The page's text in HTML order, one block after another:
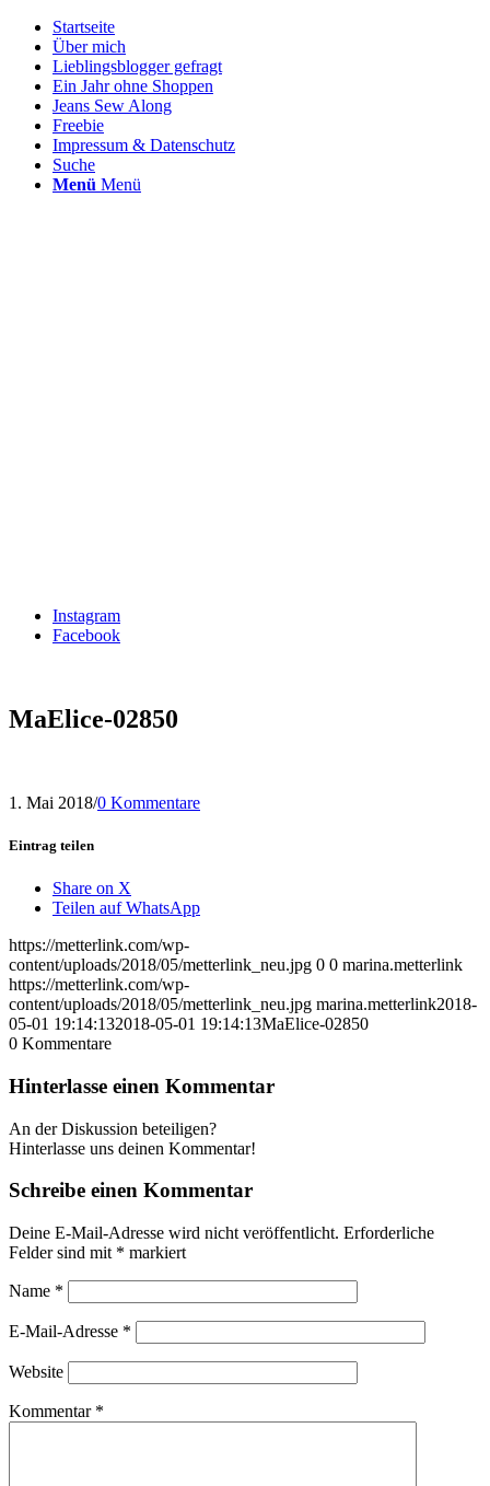
Startseite
Über mich
Lieblingsblogger gefragt
Ein Jahr ohne Shoppen
Jeans Sew Along
Freebie
Impressum & Datenschutz
Suche
Menü Menü
Instagram
Facebook
MaElice-02850
1. Mai 2018/0 Kommentare
Eintrag teilen
Share on X
Teilen auf WhatsApp
https://metterlink.com/wp-
content/uploads/2018/05/metterlink_neu.jpg 0 0 marina.metterlink
https://metterlink.com/wp-
content/uploads/2018/05/metterlink_neu.jpg marina.metterlink2018-
05-01 19:14:132018-05-01 19:14:13MaElice-02850
0 Kommentare
Hinterlasse einen Kommentar
An der Diskussion beteiligen?
Hinterlasse uns deinen Kommentar!
Schreibe einen Kommentar
Deine E-Mail-Adresse wird nicht veröffentlicht. Erforderliche
Felder sind mit * markiert
Name *
E-Mail-Adresse *
Website
Kommentar *